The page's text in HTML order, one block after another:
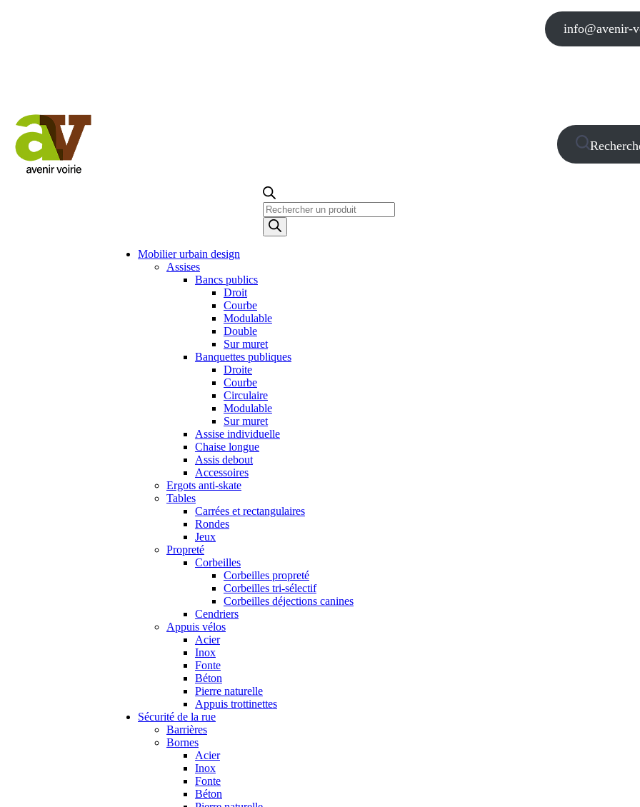
info@avenir-
Recherche
de
produits
Mobilier urbain design
Assises
Bancs publics
Droit
Courbe
Modulable
Double
Sur muret
Banquettes publiques
Droite
Courbe
Circulaire
Modulable
Sur muret
Assise individuelle
Chaise longue
Assis debout
Accessoires
Ergots anti-skate
Tables
Carrées et rectangulaires
Rondes
Jeux
Propreté
Corbeilles
Corbeilles propreté
Corbeilles tri-sélectif
Corbeilles déjections canines
Cendriers
Appuis vélos
Acier
Inox
Fonte
Béton
Pierre naturelle
Appuis trottinettes
Sécurité de la rue
Barrières
Bornes
Acier
Inox
Fonte
Béton